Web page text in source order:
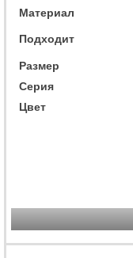
Материал
Подходит
Размер
Серия
Цвет